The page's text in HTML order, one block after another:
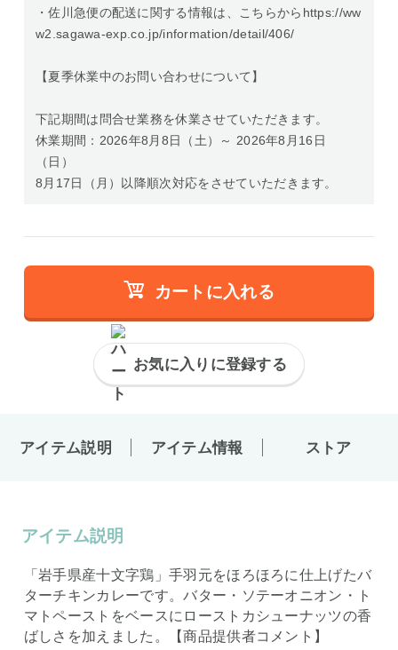
・佐川急便の配送に関する情報は、こちらからhttps://ww
w2.sagawa-exp.co.jp/information/detail/406/
【夏季休業中のお問い合わせについて】
下記期間は問合せ業務を休業させていただきます。
休業期間：2026年8月8日（土）～ 2026年8月16日
（日）
8月17日（月）以降順次対応をさせていただきます。
カートに入れる
お気に入りに登録する
アイテム説明 アイテム情報 ストア
アイテム説明
「岩手県産十文字鶏」手羽元をほろほろに仕上げたバ
ターチキンカレーです。バター・ソテーオニオン・ト
マトペーストをベースにローストカシューナッツの香
ばしさを加えました。【商品提供者コメント】